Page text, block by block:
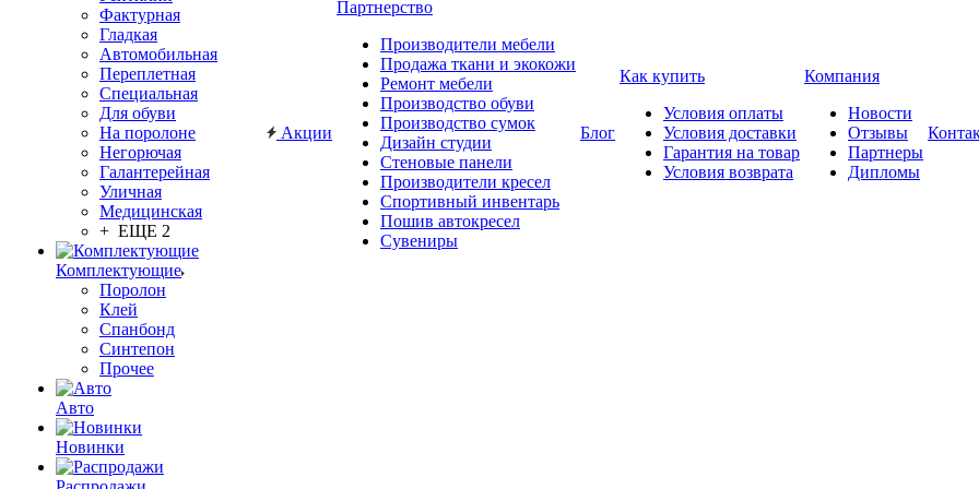
Фактурная
Гладкая
Автомобильная
Переплетная
Специальная
Для обуви
На поролоне
Негорючая
Галантерейная
Уличная
Медицинская
+ ЕЩЕ 2
Комплектующие
Поролон
Клей
Спанбонд
Синтепон
Прочее
Авто
Новинки
Акции
Партнерство
Производители мебели
Продажа ткани и экокожи
Ремонт мебели
Производство обуви
Производство сумок
Дизайн студии
Стеновые панели
Производители кресел
Спортивный инвентарь
Пошив автокресел
Сувениры
Блог
Как купить
Условия оплаты
Условия доставки
Гарантия на товар
Условия возврата
Компания
Новости
Отзывы
Партнеры
Дипломы